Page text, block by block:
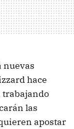
nuevas
hace
trabajando
las
apostar